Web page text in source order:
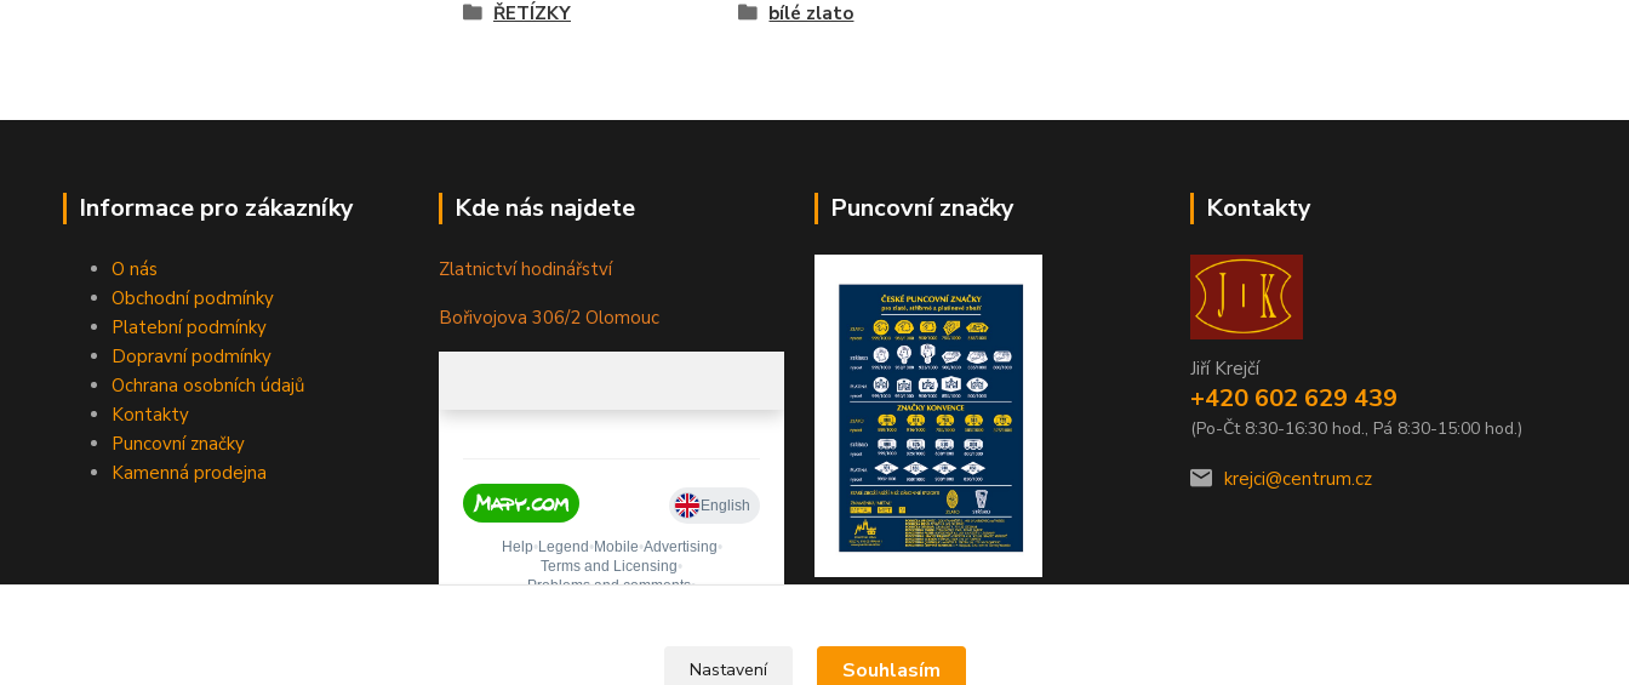
ŘETÍZKY bílé zlato
Informace pro zákazníky
O nás
Obchodní podmínky
Platební podmínky
Dopravní podmínky
Ochrana osobních údajů
Kontakty
Puncovní značky
Kamenná prodejna
Kde nás najdete
Zlatnictví hodinářství
Bořivojova 306/2 Olomouc
Puncovní značky Kontakty
Jiří Krejčí
+420 602 629 439
(Po-Čt 8:30-16:30 hod., Pá 8:30-15:00 hod.)
krejci@centrum.cz
Nastavení Souhlasím